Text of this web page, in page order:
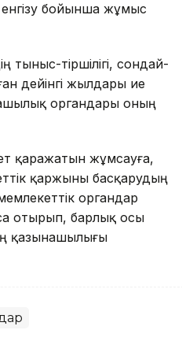
бойынша жұмыс
тіршілігі, сондай-
дейінгі жылдары ие
органдары оның
қаражатын жұмсауға,
қаржыны басқарудың
органдар
отырып, барлық осы
қазынашылығы